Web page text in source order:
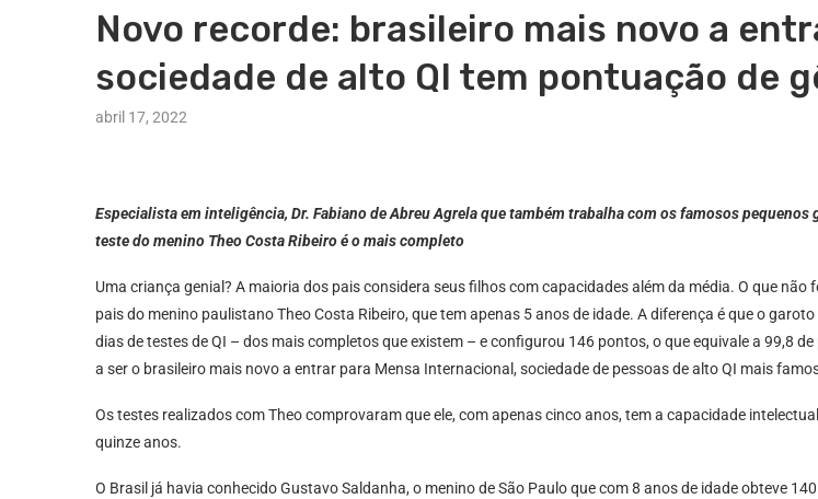
Novo recorde: brasileiro mais novo a
sociedade de alto QI tem pontuação de
abril 17, 2022
Especialista em inteligência, Dr. Fabiano de Abreu Agrela que também trabalha com os famosos pequenos
teste do menino Theo Costa Ribeiro é o mais completo
Uma criança genial? A maioria dos pais considera seus filhos com capacidades além da média. O que não
pais do menino paulistano Theo Costa Ribeiro, que tem apenas 5 anos de idade. A diferença é que o
dias de testes de QI – dos mais completos que existem – e configurou 146 pontos, o que equivale a 99,8
a ser o brasileiro mais novo a entrar para Mensa Internacional, sociedade de pessoas de alto QI mais
Os testes realizados com Theo comprovaram que ele, com apenas cinco anos, tem a capacidade
quinze anos.
O Brasil já havia conhecido Gustavo Saldanha, o menino de São Paulo que com 8 anos de idade obteve